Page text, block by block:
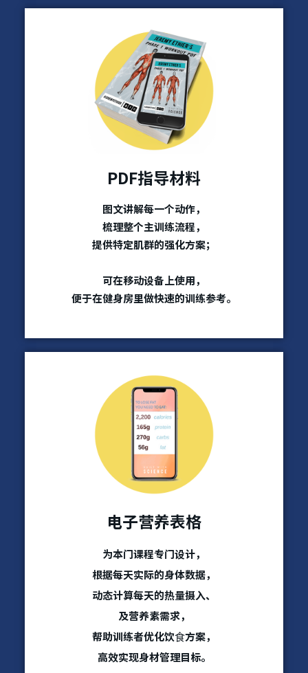
PDF指导材料
图文讲解每一个动作，
梳理整个主训练流程，
提供特定肌群的强化方案；
可在移动设备上使用，
便于在健身房里做快速的训练参考。
电⼦营养表格
为本⻔课程专门设计，
根据每天实际的身体数据，
动态计算每天的热量摄入、
及营养素需求，
帮助训练者优化饮食方案，
高效实现身材管理目标。